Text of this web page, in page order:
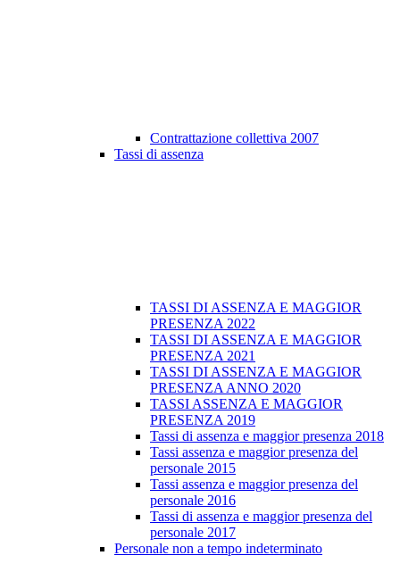
Contrattazione collettiva 2007
Tassi di assenza
TASSI DI ASSENZA E MAGGIOR
PRESENZA 2022
TASSI DI ASSENZA E MAGGIOR
PRESENZA 2021
TASSI DI ASSENZA E MAGGIOR
PRESENZA ANNO 2020
TASSI ASSENZA E MAGGIOR
PRESENZA 2019
Tassi di assenza e maggior presenza 2018
Tassi assenza e maggior presenza del
personale 2015
Tassi assenza e maggior presenza del
personale 2016
Tassi di assenza e maggior presenza del
personale 2017
Personale non a tempo indeterminato